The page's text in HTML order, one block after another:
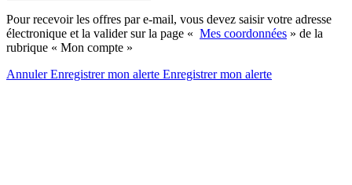
Pour recevoir les offres par e-mail, vous devez saisir votre adresse
électronique et la valider sur la page « Mes coordonnées » de la
rubrique « Mon compte »
AnnulerEnregistrer mon alerte Enregistrermon alerte